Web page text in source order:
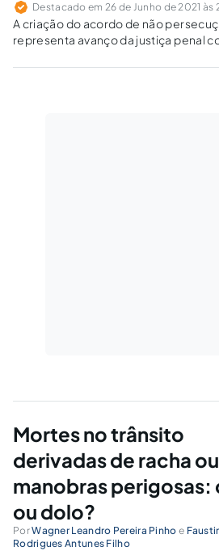
Destacado em 26 de Junho de 2021 às
A criação do acordo de não
representa avanço da justiça penal
automotores?
Mortes no trânsito
derivadas de racha ou
manobras perigosas:
ou dolo?
PorWagner Leandro Pereira Pinho e
Rodrigues Antunes Filho